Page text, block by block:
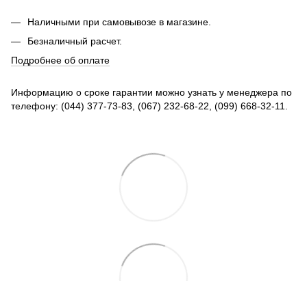
Наличными при самовывозе в магазине.
Безналичный расчет.
Подробнее об оплате
Информацию о сроке гарантии можно узнать у менеджера по
телефону: (044) 377-73-83, (067) 232-68-22, (099) 668-32-11.